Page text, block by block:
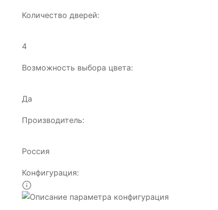
Количество дверей:
4
Возможность выбора цвета:
Да
Производитель:
Россия
Конфигурация: